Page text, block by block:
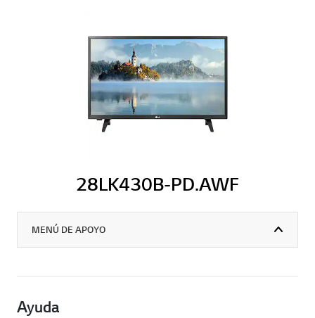
28LK430B-PD.AWF
MENÚ DE APOYO
Ayuda